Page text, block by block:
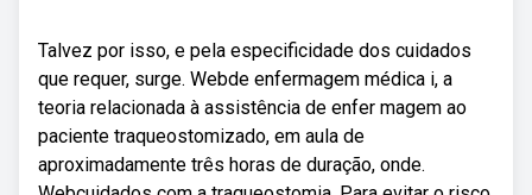
Talvez por isso, e pela especificidade dos cuidados
que requer, surge. Webde enfermagem médica i, a
teoria relacionada à assistência de enfer­ magem ao
paciente traqueostomizado, em aula de
aproximadamente três horas de duração, onde.